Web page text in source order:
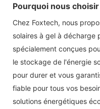
Pourquoi nous choisir
Chez Foxtech, nous
solaires à gel à décharge
spécialement conçues
le stockage de l'énergie
pour durer et vous
fiable pour tous vos
solutions énergétiques